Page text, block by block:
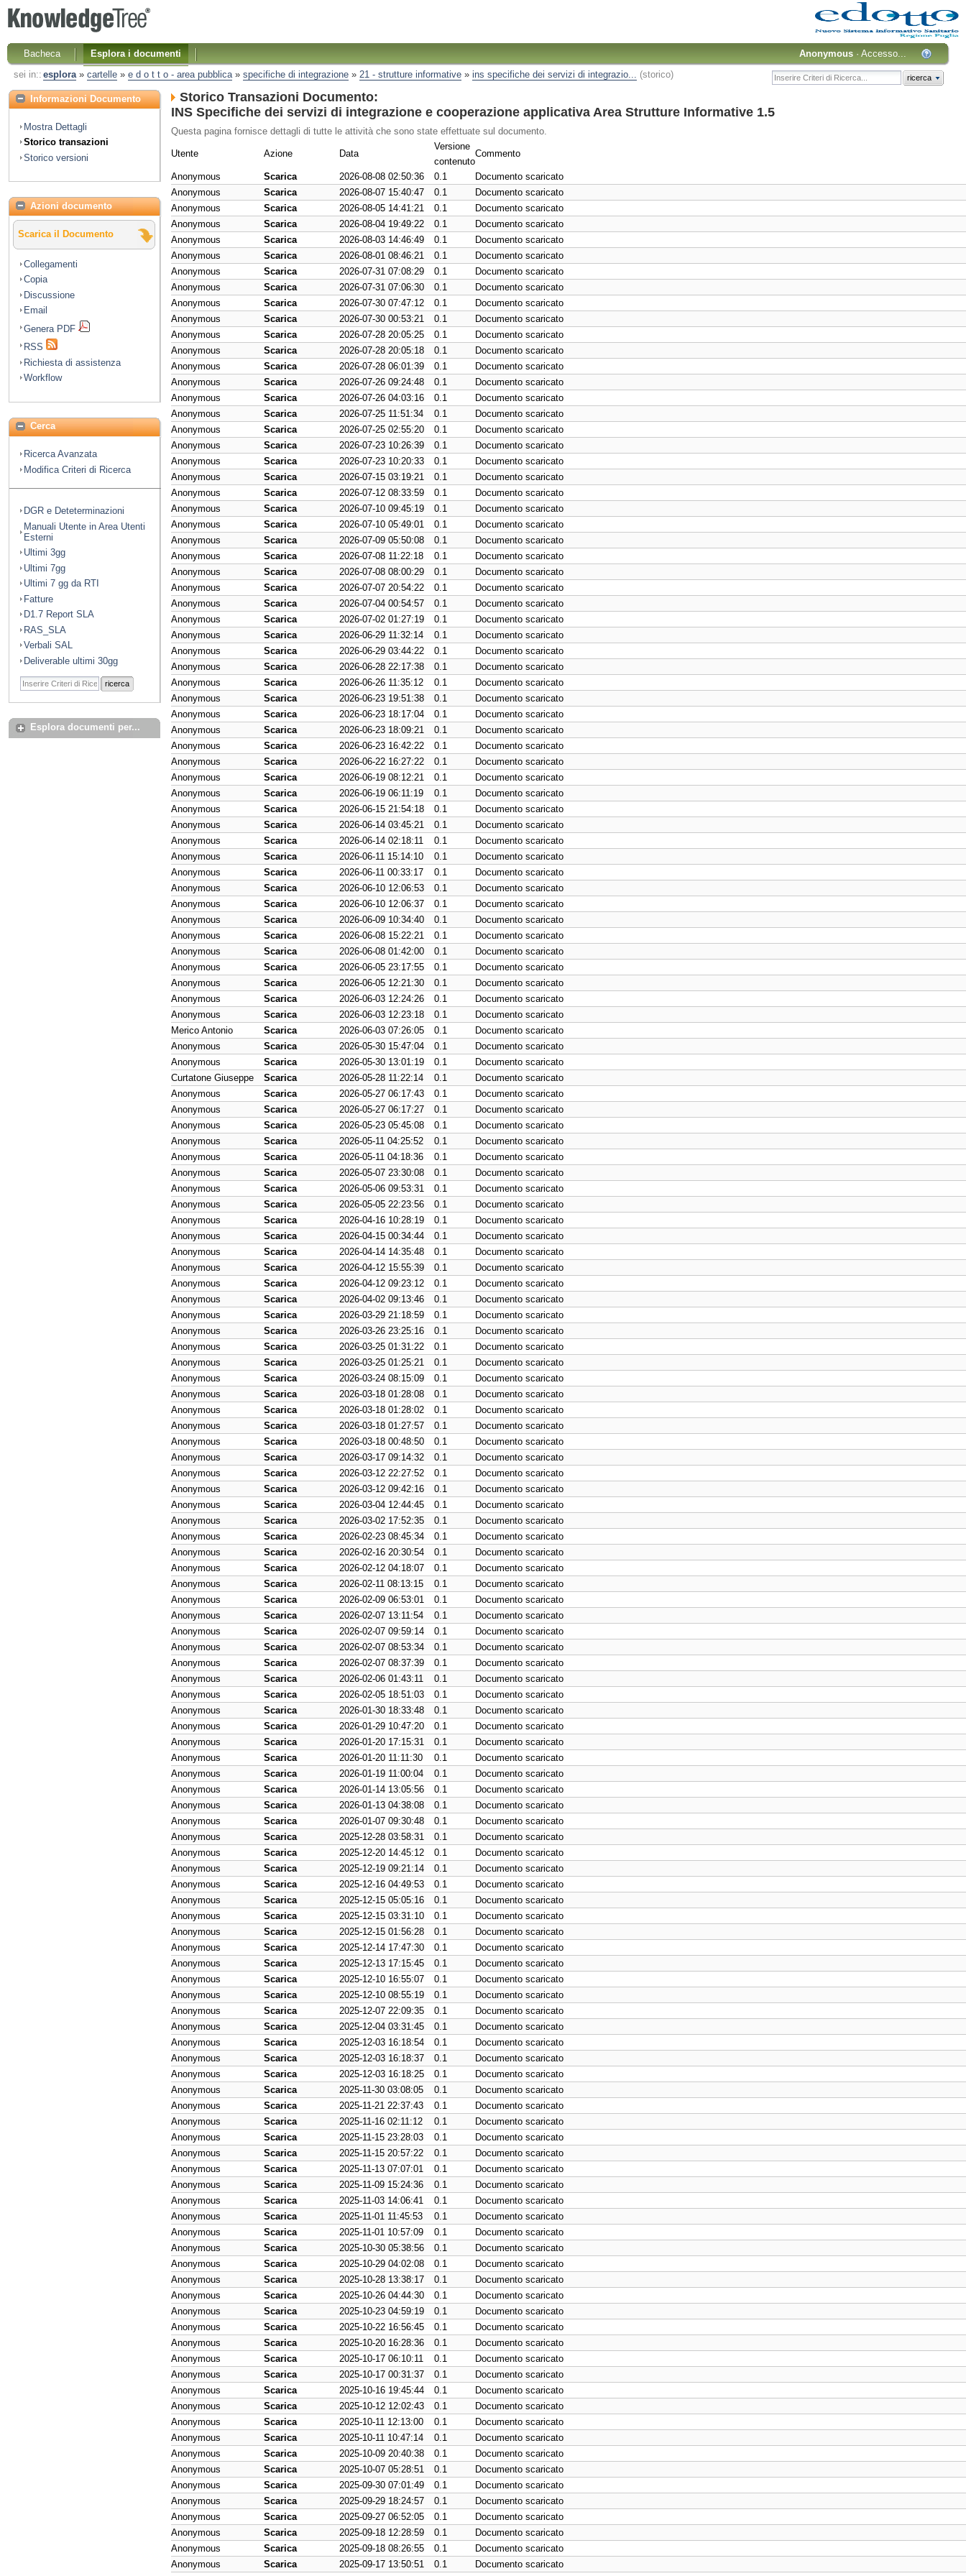
Bacheca Esplora i documenti Anonymous ·Accesso...
sei in:: esplora» cartelle» e d o t t o - area pubblica» specifiche di integrazione» 21 - strutture informative» ins specifiche dei servizi di integrazio... (storico) ricerca
Informazioni Documento
Mostra Dettagli
Storico transazioni
Storico versioni
Azioni documento
Scarica il Documento
Collegamenti
Copia
Discussione
Email
Genera PDF
RSS
Richiesta di assistenza
Workflow
Cerca
Ricerca Avanzata
Modifica Criteri di Ricerca
DGR e Deteterminazioni
Manuali Utente in Area Utenti
Esterni
Ultimi 3gg
Ultimi 7gg
Ultimi 7 gg da RTI
Fatture
D1.7 Report SLA
RAS_SLA
Verbali SAL
Deliverable ultimi 30gg
ricerca
Esplora documenti per...
Storico Transazioni Documento:
INS Specifiche dei servizi di integrazione e cooperazione applicativa Area Strutture Informative 1.5
Questa pagina fornisce dettagli di tutte le attività che sono state effettuate sul documento.
Utente Azione Data
Versione
contenuto
Commento
Anonymous Scarica 2026-08-08 02:50:36 0.1
Documento scaricato
Anonymous
Scarica 2026-08-07 15:40:47 0.1
Documento scaricato
Anonymous
Scarica 2026-08-05 14:41:21 0.1
Documento scaricato
Anonymous
Scarica 2026-08-04 19:49:22 0.1
Documento scaricato
Anonymous
Scarica 2026-08-03 14:46:49 0.1
Documento scaricato
Anonymous
Scarica 2026-08-01 08:46:21 0.1
Documento scaricato
Anonymous
Scarica 2026-07-31 07:08:29 0.1
Documento scaricato
Anonymous
Scarica 2026-07-31 07:06:30 0.1
Documento scaricato
Anonymous
Scarica 2026-07-30 07:47:12 0.1
Documento scaricato
Anonymous
Scarica 2026-07-30 00:53:21 0.1
Documento scaricato
Anonymous
Scarica 2026-07-28 20:05:25 0.1
Documento scaricato
Anonymous
Scarica 2026-07-28 20:05:18 0.1
Documento scaricato
Anonymous
Scarica 2026-07-28 06:01:39 0.1
Documento scaricato
Anonymous
Scarica 2026-07-26 09:24:48 0.1
Documento scaricato
Anonymous
Scarica 2026-07-26 04:03:16 0.1
Documento scaricato
Anonymous
Scarica 2026-07-25 11:51:34 0.1
Documento scaricato
Anonymous
Scarica 2026-07-25 02:55:20 0.1
Documento scaricato
Anonymous
Scarica 2026-07-23 10:26:39 0.1
Documento scaricato
Anonymous
Scarica 2026-07-23 10:20:33 0.1
Documento scaricato
Anonymous
Scarica 2026-07-15 03:19:21 0.1
Documento scaricato
Anonymous
Scarica 2026-07-12 08:33:59 0.1
Documento scaricato
Anonymous
Scarica 2026-07-10 09:45:19 0.1
Documento scaricato
Anonymous
Scarica 2026-07-10 05:49:01 0.1
Documento scaricato
Anonymous
Scarica 2026-07-09 05:50:08 0.1
Documento scaricato
Anonymous
Scarica 2026-07-08 11:22:18 0.1
Documento scaricato
Anonymous
Scarica 2026-07-08 08:00:29 0.1
Documento scaricato
Anonymous
Scarica 2026-07-07 20:54:22 0.1
Documento scaricato
Anonymous
Scarica 2026-07-04 00:54:57 0.1
Documento scaricato
Anonymous
Scarica 2026-07-02 01:27:19 0.1
Documento scaricato
Anonymous
Scarica 2026-06-29 11:32:14 0.1
Documento scaricato
Anonymous
Scarica 2026-06-29 03:44:22 0.1
Documento scaricato
Anonymous
Scarica 2026-06-28 22:17:38 0.1
Documento scaricato
Anonymous
Scarica 2026-06-26 11:35:12 0.1
Documento scaricato
Anonymous
Scarica 2026-06-23 19:51:38 0.1
Documento scaricato
Anonymous
Scarica 2026-06-23 18:17:04 0.1
Documento scaricato
Anonymous
Scarica 2026-06-23 18:09:21 0.1
Documento scaricato
Anonymous
Scarica 2026-06-23 16:42:22 0.1
Documento scaricato
Anonymous
Scarica 2026-06-22 16:27:22 0.1
Documento scaricato
Anonymous
Scarica 2026-06-19 08:12:21 0.1
Documento scaricato
Anonymous
Scarica 2026-06-19 06:11:19 0.1
Documento scaricato
Anonymous
Scarica 2026-06-15 21:54:18 0.1
Documento scaricato
Anonymous
Scarica 2026-06-14 03:45:21 0.1
Documento scaricato
Anonymous
Scarica 2026-06-14 02:18:11 0.1
Documento scaricato
Anonymous
Scarica 2026-06-11 15:14:10 0.1
Documento scaricato
Anonymous
Scarica 2026-06-11 00:33:17 0.1
Documento scaricato
Anonymous
Scarica 2026-06-10 12:06:53 0.1
Documento scaricato
Anonymous
Scarica 2026-06-10 12:06:37 0.1
Documento scaricato
Anonymous
Scarica 2026-06-09 10:34:40 0.1
Documento scaricato
Anonymous
Scarica 2026-06-08 15:22:21 0.1
Documento scaricato
Anonymous
Scarica 2026-06-08 01:42:00 0.1
Documento scaricato
Anonymous
Scarica 2026-06-05 23:17:55 0.1
Documento scaricato
Anonymous
Scarica 2026-06-05 12:21:30 0.1
Documento scaricato
Anonymous
Scarica 2026-06-03 12:24:26 0.1
Documento scaricato
Anonymous
Scarica 2026-06-03 12:23:18 0.1
Documento scaricato
Merico Antonio
Scarica 2026-06-03 07:26:05 0.1
Documento scaricato
Anonymous
Scarica 2026-05-30 15:47:04 0.1
Documento scaricato
Anonymous
Scarica 2026-05-30 13:01:19 0.1
Documento scaricato
Curtatone Giuseppe
Scarica 2026-05-28 11:22:14 0.1
Documento scaricato
Anonymous
Scarica 2026-05-27 06:17:43 0.1
Documento scaricato
Anonymous
Scarica 2026-05-27 06:17:27 0.1
Documento scaricato
Anonymous
Scarica 2026-05-23 05:45:08 0.1
Documento scaricato
Anonymous
Scarica 2026-05-11 04:25:52 0.1
Documento scaricato
Anonymous
Scarica 2026-05-11 04:18:36 0.1
Documento scaricato
Anonymous
Scarica 2026-05-07 23:30:08 0.1
Documento scaricato
Anonymous
Scarica 2026-05-06 09:53:31 0.1
Documento scaricato
Anonymous
Scarica 2026-05-05 22:23:56 0.1
Documento scaricato
Anonymous
Scarica 2026-04-16 10:28:19 0.1
Documento scaricato
Anonymous
Scarica 2026-04-15 00:34:44 0.1
Documento scaricato
Anonymous
Scarica 2026-04-14 14:35:48 0.1
Documento scaricato
Anonymous
Scarica 2026-04-12 15:55:39 0.1
Documento scaricato
Anonymous
Scarica 2026-04-12 09:23:12 0.1
Documento scaricato
Anonymous
Scarica 2026-04-02 09:13:46 0.1
Documento scaricato
Anonymous
Scarica 2026-03-29 21:18:59 0.1
Documento scaricato
Anonymous
Scarica 2026-03-26 23:25:16 0.1
Documento scaricato
Anonymous
Scarica 2026-03-25 01:31:22 0.1
Documento scaricato
Anonymous
Scarica 2026-03-25 01:25:21 0.1
Documento scaricato
Anonymous
Scarica 2026-03-24 08:15:09 0.1
Documento scaricato
Anonymous
Scarica 2026-03-18 01:28:08 0.1
Documento scaricato
Anonymous
Scarica 2026-03-18 01:28:02 0.1
Documento scaricato
Anonymous
Scarica 2026-03-18 01:27:57 0.1
Documento scaricato
Anonymous
Scarica 2026-03-18 00:48:50 0.1
Documento scaricato
Anonymous
Scarica 2026-03-17 09:14:32 0.1
Documento scaricato
Anonymous
Scarica 2026-03-12 22:27:52 0.1
Documento scaricato
Anonymous
Scarica 2026-03-12 09:42:16 0.1
Documento scaricato
Anonymous
Scarica 2026-03-04 12:44:45 0.1
Documento scaricato
Anonymous
Scarica 2026-03-02 17:52:35 0.1
Documento scaricato
Anonymous
Scarica 2026-02-23 08:45:34 0.1
Documento scaricato
Anonymous
Scarica 2026-02-16 20:30:54 0.1
Documento scaricato
Anonymous
Scarica 2026-02-12 04:18:07 0.1
Documento scaricato
Anonymous
Scarica 2026-02-11 08:13:15 0.1
Documento scaricato
Anonymous
Scarica 2026-02-09 06:53:01 0.1
Documento scaricato
Anonymous
Scarica 2026-02-07 13:11:54 0.1
Documento scaricato
Anonymous
Scarica 2026-02-07 09:59:14 0.1
Documento scaricato
Anonymous
Scarica 2026-02-07 08:53:34 0.1
Documento scaricato
Anonymous
Scarica 2026-02-07 08:37:39 0.1
Documento scaricato
Anonymous
Scarica 2026-02-06 01:43:11 0.1
Documento scaricato
Anonymous
Scarica 2026-02-05 18:51:03 0.1
Documento scaricato
Anonymous
Scarica 2026-01-30 18:33:48 0.1
Documento scaricato
Anonymous
Scarica 2026-01-29 10:47:20 0.1
Documento scaricato
Anonymous
Scarica 2026-01-20 17:15:31 0.1
Documento scaricato
Anonymous
Scarica 2026-01-20 11:11:30 0.1
Documento scaricato
Anonymous
Scarica 2026-01-19 11:00:04 0.1
Documento scaricato
Anonymous
Scarica 2026-01-14 13:05:56 0.1
Documento scaricato
Anonymous
Scarica 2026-01-13 04:38:08 0.1
Documento scaricato
Anonymous
Scarica 2026-01-07 09:30:48 0.1
Documento scaricato
Anonymous
Scarica 2025-12-28 03:58:31 0.1
Documento scaricato
Anonymous
Scarica 2025-12-20 14:45:12 0.1
Documento scaricato
Anonymous
Scarica 2025-12-19 09:21:14 0.1
Documento scaricato
Anonymous
Scarica 2025-12-16 04:49:53 0.1
Documento scaricato
Anonymous
Scarica 2025-12-15 05:05:16 0.1
Documento scaricato
Anonymous
Scarica 2025-12-15 03:31:10 0.1
Documento scaricato
Anonymous
Scarica 2025-12-15 01:56:28 0.1
Documento scaricato
Anonymous
Scarica 2025-12-14 17:47:30 0.1
Documento scaricato
Anonymous
Scarica 2025-12-13 17:15:45 0.1
Documento scaricato
Anonymous
Scarica 2025-12-10 16:55:07 0.1
Documento scaricato
Anonymous
Scarica 2025-12-10 08:55:19 0.1
Documento scaricato
Anonymous
Scarica 2025-12-07 22:09:35 0.1
Documento scaricato
Anonymous
Scarica 2025-12-04 03:31:45 0.1
Documento scaricato
Anonymous
Scarica 2025-12-03 16:18:54 0.1
Documento scaricato
Anonymous
Scarica 2025-12-03 16:18:37 0.1
Documento scaricato
Anonymous
Scarica 2025-12-03 16:18:25 0.1
Documento scaricato
Anonymous
Scarica 2025-11-30 03:08:05 0.1
Documento scaricato
Anonymous
Scarica 2025-11-21 22:37:43 0.1
Documento scaricato
Anonymous
Scarica 2025-11-16 02:11:12 0.1
Documento scaricato
Anonymous
Scarica 2025-11-15 23:28:03 0.1
Documento scaricato
Anonymous
Scarica 2025-11-15 20:57:22 0.1
Documento scaricato
Anonymous
Scarica 2025-11-13 07:07:01 0.1
Documento scaricato
Anonymous
Scarica 2025-11-09 15:24:36 0.1
Documento scaricato
Anonymous
Scarica 2025-11-03 14:06:41 0.1
Documento scaricato
Anonymous
Scarica 2025-11-01 11:45:53 0.1
Documento scaricato
Anonymous
Scarica 2025-11-01 10:57:09 0.1
Documento scaricato
Anonymous
Scarica 2025-10-30 05:38:56 0.1
Documento scaricato
Anonymous
Scarica 2025-10-29 04:02:08 0.1
Documento scaricato
Anonymous
Scarica 2025-10-28 13:38:17 0.1
Documento scaricato
Anonymous
Scarica 2025-10-26 04:44:30 0.1
Documento scaricato
Anonymous
Scarica 2025-10-23 04:59:19 0.1
Documento scaricato
Anonymous
Scarica 2025-10-22 16:56:45 0.1
Documento scaricato
Anonymous
Scarica 2025-10-20 16:28:36 0.1
Documento scaricato
Anonymous
Scarica 2025-10-17 06:10:11 0.1
Documento scaricato
Anonymous
Scarica 2025-10-17 00:31:37 0.1
Documento scaricato
Anonymous
Scarica 2025-10-16 19:45:44 0.1
Documento scaricato
Anonymous
Scarica 2025-10-12 12:02:43 0.1
Documento scaricato
Anonymous
Scarica 2025-10-11 12:13:00 0.1
Documento scaricato
Anonymous
Scarica 2025-10-11 10:47:14 0.1
Documento scaricato
Anonymous
Scarica 2025-10-09 20:40:38 0.1
Documento scaricato
Anonymous
Scarica 2025-10-07 05:28:51 0.1
Documento scaricato
Anonymous
Scarica 2025-09-30 07:01:49 0.1
Documento scaricato
Anonymous
Scarica 2025-09-29 18:24:57 0.1
Documento scaricato
Anonymous
Scarica 2025-09-27 06:52:05 0.1
Documento scaricato
Anonymous
Scarica 2025-09-18 12:28:59 0.1
Documento scaricato
Anonymous
Scarica 2025-09-18 08:26:55 0.1
Documento scaricato
Anonymous
Scarica 2025-09-17 13:50:51 0.1
Documento scaricato